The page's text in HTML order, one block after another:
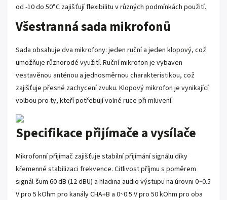
od -10 do 50°C zajišťují flexibilitu v různých podmínkách použití.
Všestranná sada mikrofonů
Sada obsahuje dva mikrofony: jeden ruční a jeden klopový, což
umožňuje různorodé využití. Ruční mikrofon je vybaven
vestavěnou anténou a jednosměrnou charakteristikou, což
zajišťuje přesné zachycení zvuku. Klopový mikrofon je vynikající
volbou pro ty, kteří potřebují volné ruce při mluvení.
Specifikace přijímače a vysílače
Mikrofonní přijímač zajišťuje stabilní přijímání signálu díky
křemenné stabilizaci frekvence. Citlivost příjmu s poměrem
signál-šum 60 dB (12 dBU) a hladina audio výstupu na úrovni 0~0.5
V pro 5 kOhm pro kanály CHA+B a 0~0.5 V pro 50 kOhm pro oba